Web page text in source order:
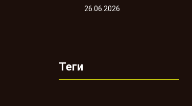
26.06.2026
Теги